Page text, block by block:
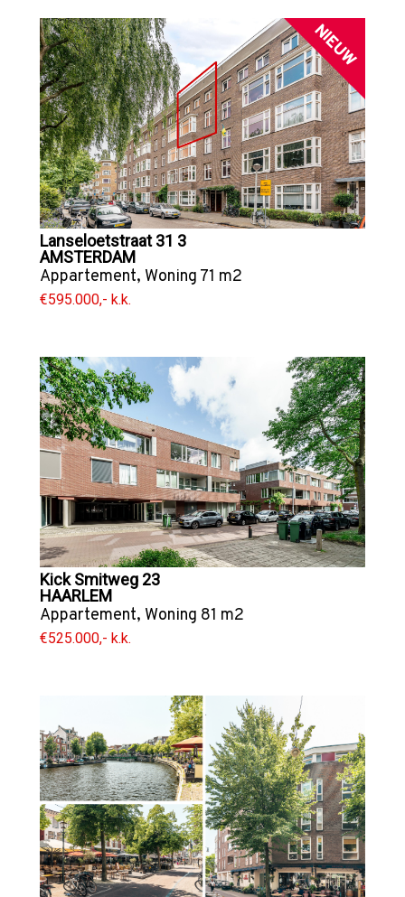
NIEUW
Lanseloetstraat 31 3
AMSTERDAM
Appartement, Woning 71 m2
€595.000,- k.k.
Kick Smitweg 23
HAARLEM
Appartement, Woning 81 m2
€525.000,- k.k.